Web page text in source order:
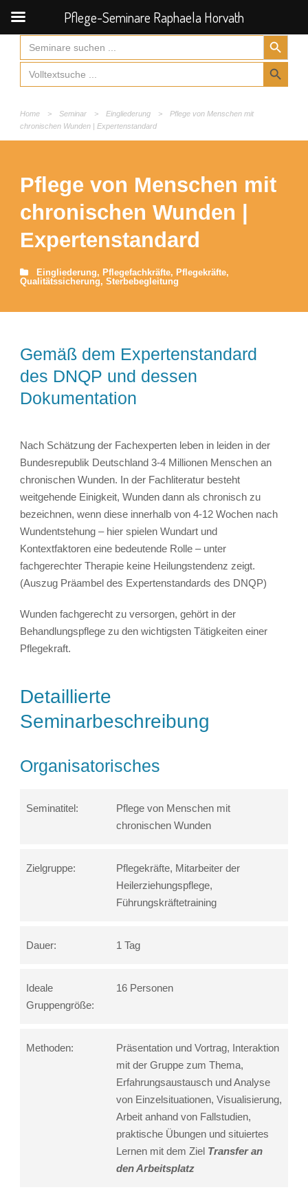
Search
for:
Search Button
Search
for:
Search Button
Home > Seminar > Eingliederung >
Pflege von Menschen mit
chronischen Wunden | Expertenstandard
Pflege von Menschen mit
chronischen Wunden |
Expertenstandard
Eingliederung, Pflegefachkräfte, Pflegekräfte,
Qualitätssicherung, Sterbebegleitung
Gemäß dem Expertenstandard
des DNQP und dessen
Dokumentation
Nach Schätzung der Fachexperten leben in leiden in der
Bundesrepublik Deutschland 3-4 Millionen Menschen an
chronischen Wunden. In der Fachliteratur besteht
weitgehende Einigkeit, Wunden dann als chronisch zu
bezeichnen, wenn diese innerhalb von 4-12 Wochen nach
Wundentstehung – hier spielen Wundart und
Kontextfaktoren eine bedeutende Rolle – unter
fachgerechter Therapie keine Heilungstendenz zeigt.
(Auszug Präambel des Expertenstandards des DNQP)
Wunden fachgerecht zu versorgen, gehört in der
Behandlungspflege zu den wichtigsten Tätigkeiten einer
Pflegekraft.
Detaillierte
Seminarbeschreibung
Organisatorisches
Seminatitel:
Pflege von Menschen mit
chronischen Wunden
Zielgruppe:
Pflegekräfte, Mitarbeiter der
Heilerziehungspflege,
Führungskräftetraining
Dauer: 1 Tag
Ideale
Gruppengröße:
16 Personen
Methoden:
Präsentation und Vortrag, Interaktion
mit der Gruppe zum Thema,
Erfahrungsaustausch und Analyse
von Einzelsituationen, Visualisierung,
Arbeit anhand von Fallstudien,
praktische Übungen und situiertes
Lernen mit dem Ziel Transfer an
den Arbeitsplatz
Pflege-Seminare Raphaela Horvath